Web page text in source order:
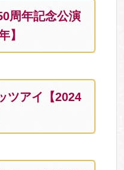
周年記念公演
】
ツアイ【2024